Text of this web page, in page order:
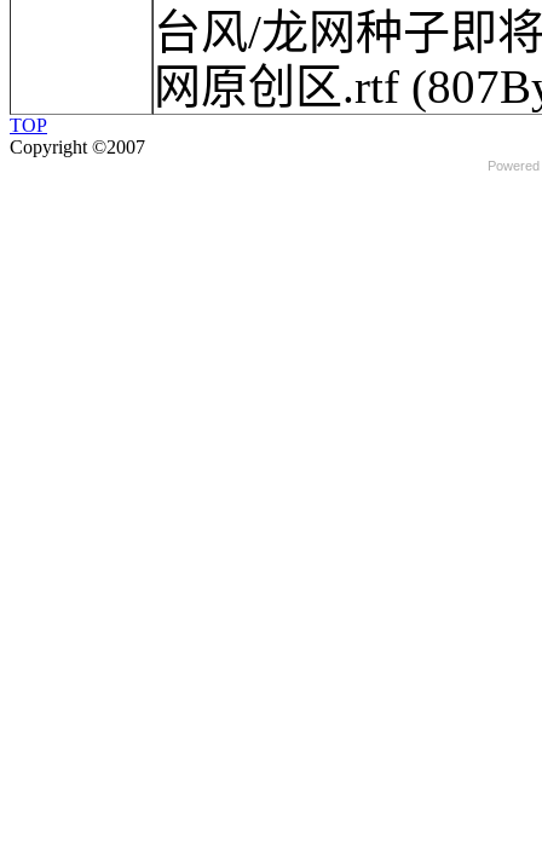
台风/龙网种子即
网原创区.rtf
TOP
Copyright ©2007